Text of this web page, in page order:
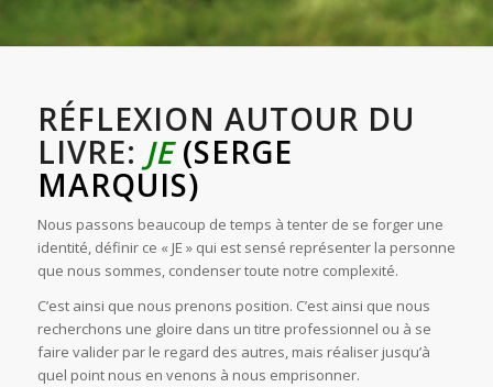
RÉFLEXION AUTOUR DU
LIVRE: JE (SERGE
MARQUIS)
Nous passons beaucoup de temps à tenter de se forger une
identité, définir ce « JE » qui est sensé représenter la personne
que nous sommes, condenser toute notre complexité.
C’est ainsi que nous prenons position. C’est ainsi que nous
recherchons une gloire dans un titre professionnel ou à se
faire valider par le regard des autres, mais réaliser jusqu’à
quel point nous en venons à nous emprisonner.